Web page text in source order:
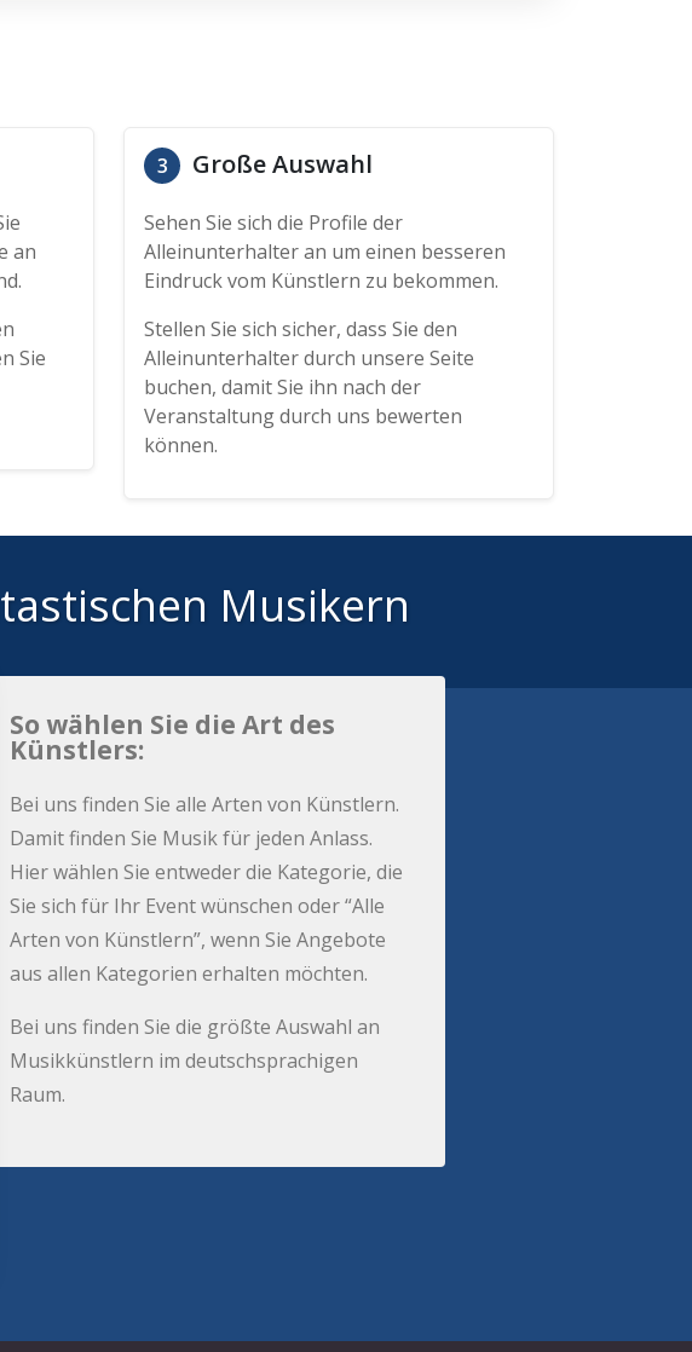
an
Sie
3 Große Auswahl
Sehen Sie sich die Profile der
Alleinunterhalter an um einen besseren
Eindruck vom Künstlern zu bekommen.
Stellen Sie sich sicher, dass Sie den
Alleinunterhalter durch unsere Seite
buchen, damit Sie ihn nach der
Veranstaltung durch uns bewerten
können.
Musikern
So wählen Sie die Art des
Künstlers:
Bei uns finden Sie alle Arten von Künstlern.
Damit finden Sie Musik für jeden Anlass.
Hier wählen Sie entweder die Kategorie, die
Sie sich für Ihr Event wünschen oder “Alle
Arten von Künstlern”, wenn Sie Angebote
aus allen Kategorien erhalten möchten.
Bei uns finden Sie die größte Auswahl an
Musikkünstlern im deutschsprachigen
Raum.